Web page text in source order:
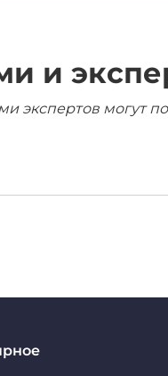
и
экспертов могут